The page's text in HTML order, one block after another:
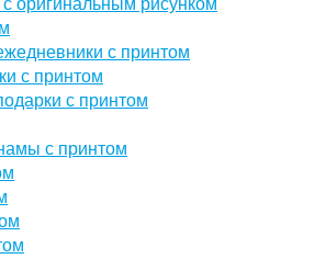
с принтом
с принтом
с принтом
с принтом